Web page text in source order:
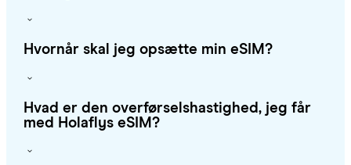
Hvornår skal jeg opsætte min eSIM?
Hvad er den overførselshastighed, jeg får
med Holaflys eSIM?